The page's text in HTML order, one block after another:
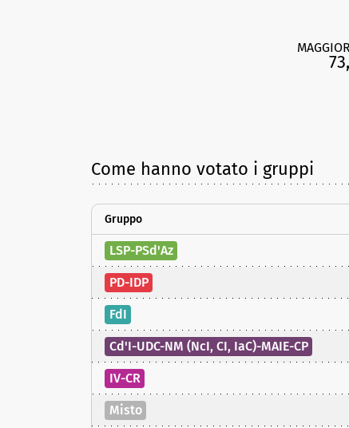
Come hanno votato i gruppi
Gruppo
LSP-PSd'Az
PD-IDP
FdI
Cd'I-UDC-NM (NcI, CI, IaC)-MAIE-CP
IV-CR
Misto